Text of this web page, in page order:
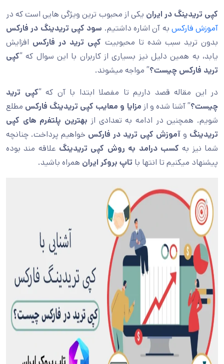
کپی تریدینگ در ایران یکی از محبوب ترین ویژگی هایی است که در
آموزش فارکسبه آن اشاره داشتیم. سود کپی تریدینگ در فارکس
بدون ترید سبب شده تا محبوبیت کپی ترید در فارکس افزایش
یابد، به همین دلیل نیز بسیاری از کاربران با این سوال که “کپی
ترید فارکس چیست؟” مواجه میشوند.
در این مقاله قصد داریم تا مفصلا ابتدا با آن که “کپی ترید
چیست؟” آشنا شده و از مزایا و معایب کپی تریدینگ فارکس مطلع
شویم. همچنین در ادامه به تعدادی از بهترین پلتفرم های کپی
تریدینگ و آموزش کپی ترید در فارکس خواهیم پرداخت. چنانچه
شما نیز به کسب درامد به روش کپی تریدینگ علاقه مند بوده
پیشنهاد میکنیم تا انتها با تاپ بروکر ایران همراه باشید.